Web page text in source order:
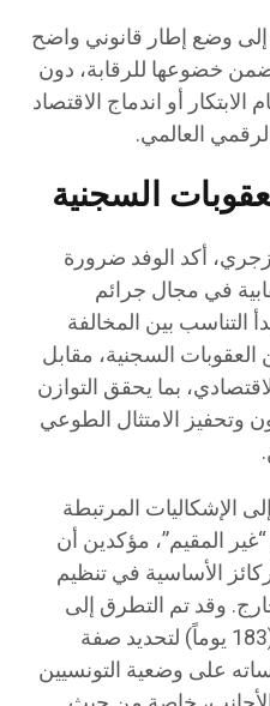
وضع إطار قانوني واضح
خضوعها للرقابة، دون
أو اندماج الاقتصاد
العالمي.
السجنية
أكد الوفد ضرورة
في مجال جرائم
التناسب بين المخالفة
العقوبات السجنية، مقابل
بما يحقق التوازن
وتحفيز الامتثال الطوعي
الإشكاليات المرتبطة
المقيم”، مؤكدين أن
الأساسية في تنظيم
وقد تم التطرق إلى
اعتماد المعيار الزمني (183 يوماً) لتحديد صفة
على وضعية التونسيين